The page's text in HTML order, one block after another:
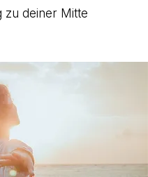
zu deiner Mitte